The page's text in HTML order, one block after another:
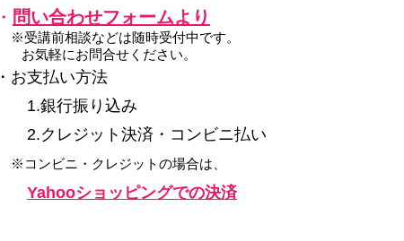
・ 問い合わせフォームより
※受講前相談などは随時受付中です。
お気軽にお問合せください。
・お支払い方法
1.銀行振り込み
2.クレジット決済・コンビニ払い
※コンビニ・クレジットの場合は、
Yahooショッピングでの決済